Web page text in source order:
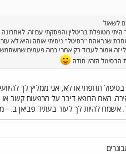
לשאול
מטופלת בריטלין והפסקתי עם זה.
שנראהת "רסיטל" ניסיתי אותה והיא לא
זה אמור לעבוד רק אחרי כמה פעמים
הרסיטל הזה? תודה
תרופתי או לא, אני ממליץ לך
האם הרופא דיבר על הרפעות קשב או
להיות לך לעזר בעתיד פביאן ב. -